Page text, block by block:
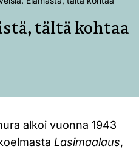
tältä kohtaa
alkoi vuonna 1943
Lasimaalaus,